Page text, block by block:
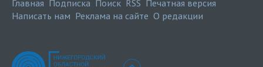
Главная Подписка Поиск RSS Печатная версия
Написать нам Реклама на сайте О редакции